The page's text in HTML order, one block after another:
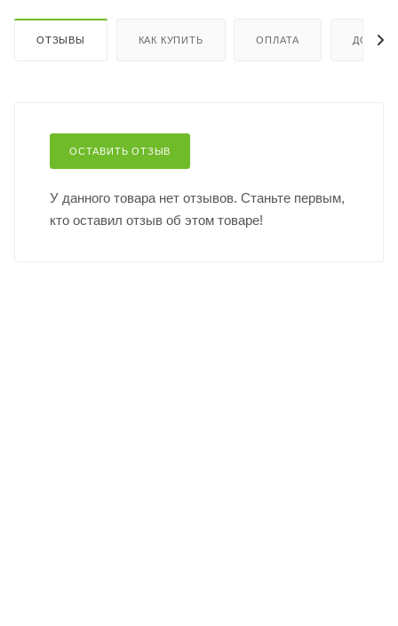
ОТЗЫВЫ КАК КУПИТЬ ОПЛАТА
ОСТАВИТЬ ОТЗЫВ
У данного товара нет отзывов. Станьте первым,
кто оставил отзыв об этом товаре!